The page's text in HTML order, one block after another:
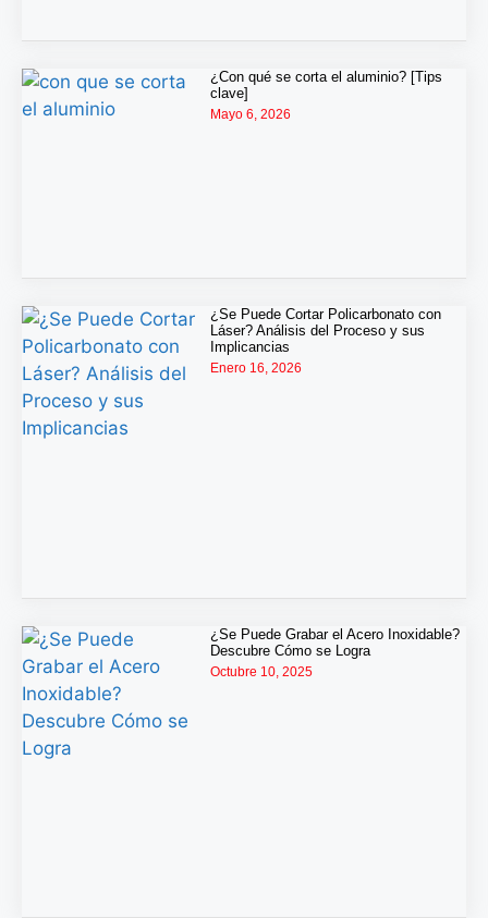
¿Con qué se corta el aluminio? [Tips
clave]
Mayo 6, 2026
¿Se Puede Cortar Policarbonato con
Láser? Análisis del Proceso y sus
Implicancias
Enero 16, 2026
¿Se Puede Grabar el Acero Inoxidable?
Descubre Cómo se Logra
Octubre 10, 2025